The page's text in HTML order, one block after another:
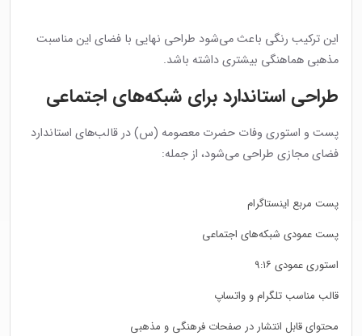
این ترکیب رنگی باعث می‌شود طراحی نهایی با فضای این مناسبت
مذهبی هماهنگی بیشتری داشته باشد.
طراحی استاندارد برای شبکه‌های اجتماعی
پست و استوری وفات حضرت معصومه (س) در قالب‌های استاندارد
فضای مجازی طراحی می‌شود، از جمله:
پست مربع اینستاگرام
پست عمودی شبکه‌های اجتماعی
استوری عمودی ۹:۱۶
قالب مناسب تلگرام و واتساپ
محتوای قابل انتشار در صفحات فرهنگی و مذهبی